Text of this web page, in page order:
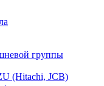
группы
(Hitachi, JCB)